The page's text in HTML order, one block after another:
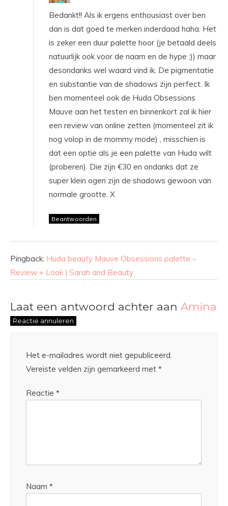
Bedankt!! Als ik ergens enthousiast over ben
dan is dat goed te merken inderdaad haha. Het
is zeker een duur palette hoor (je betaald deels
natuurlijk ook voor de naam en de hype ;)) maar
desondanks wel waard vind ik. De pigmentatie
en substantie van de shadows zijn perfect. Ik
ben momenteel ook de Huda Obsessions
Mauve aan het testen en binnenkort zal ik hier
een review van online zetten (momenteel zit ik
nog volop in de mommy mode) , misschien is
dat een optie als je een palette van Huda wilt
(proberen). Die zijn €30 en ondanks dat ze
super klein ogen zijn de shadows gewoon van
normale grootte. X
Beantwoorden
Pingback: Huda beauty Mauve Obsessions palette ~
Review + Look | Sarah and Beauty
Laat een antwoord achter aan Amina
Reactie annuleren
Het e-mailadres wordt niet gepubliceerd.
Vereiste velden zijn gemarkeerd met *
Reactie *
Naam *